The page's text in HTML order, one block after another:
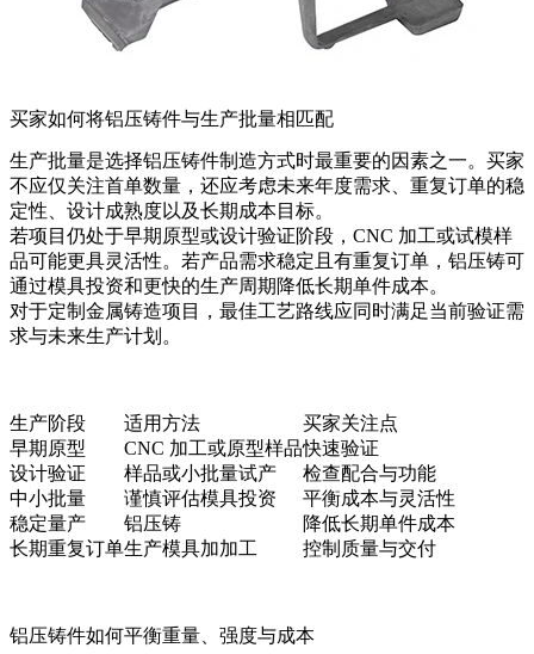
买家如何将铝压铸件与生产批量相匹配
生产批量是选择铝压铸件制造方式时最重要的因素之一。买家
不应仅关注首单数量，还应考虑未来年度需求、重复订单的稳
定性、设计成熟度以及长期成本目标。
若项目仍处于早期原型或设计验证阶段，CNC 加工或试模样
品可能更具灵活性。若产品需求稳定且有重复订单，铝压铸可
通过模具投资和更快的生产周期降低长期单件成本。
对于定制金属铸造项目，最佳工艺路线应同时满足当前验证需
求与未来生产计划。
生产阶段 适用方法
买家关注点
早期原型
CNC 加工或原型样品快速验证
设计验证
样品或小批量试产
检查配合与功能
中小批量
谨慎评估模具投资
平衡成本与灵活性
稳定量产
铝压铸
降低长期单件成本
长期重复订单生产模具加加工 控制质量与交付
铝压铸件如何平衡重量、强度与成本